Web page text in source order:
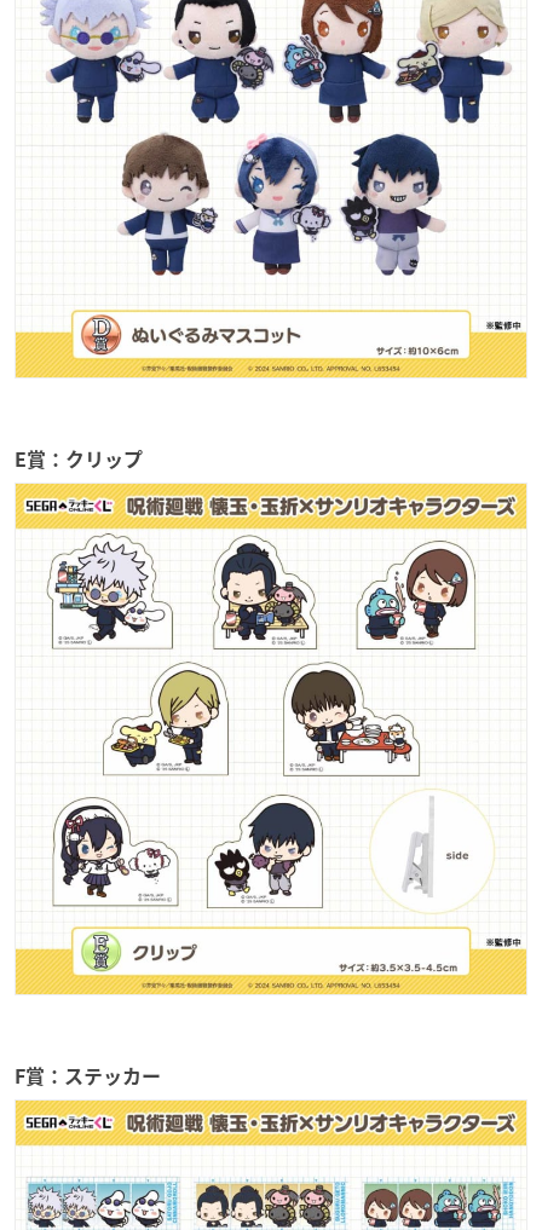
E賞：クリップ
F賞：ステッカー